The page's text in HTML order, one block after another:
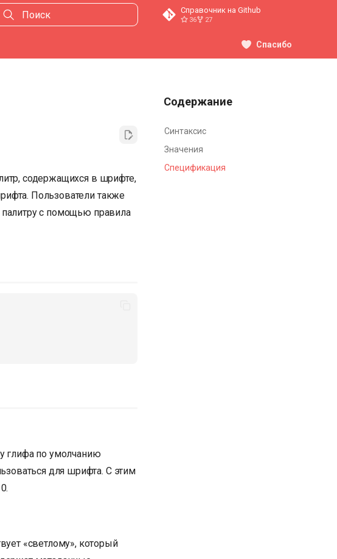
Справочник на Github
36 27
Спасибо
Содержание
Синтаксис
Значения
Спецификация
содержащихся в шрифте,
Пользователи также
палитру с помощью правила
глифа по умолчанию
для шрифта. С этим
«светлому», который